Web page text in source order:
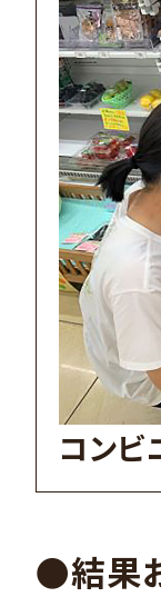
コンビ
●結果